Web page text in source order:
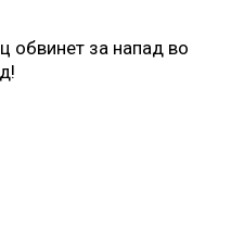
обвинет за напад во